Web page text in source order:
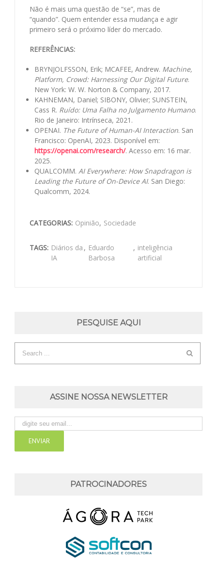
Não é mais uma questão de “se”, mas de
“quando”. Quem entender essa mudança e agir
primeiro será o próximo líder do mercado.
REFERÊNCIAS:
BRYNJOLFSSON, Erik; MCAFEE, Andrew. Machine,
Platform, Crowd: Harnessing Our Digital Future.
New York: W. W. Norton & Company, 2017.
KAHNEMAN, Daniel; SIBONY, Olivier; SUNSTEIN,
Cass R. Ruído: Uma Falha no Julgamento Humano.
Rio de Janeiro: Intrínseca, 2021.
OPENAI. The Future of Human-AI Interaction. San
Francisco: OpenAI, 2023. Disponível em:
https://openai.com/research/. Acesso em: 16 mar.
2025.
QUALCOMM. AI Everywhere: How Snapdragon is
Leading the Future of On-Device AI. San Diego:
Qualcomm, 2024.
CATEGORIAS: Opinião, Sociedade
TAGS: Diários da
IA
, Eduardo
Barbosa
, inteligência
artificial
PESQUISE AQUI
ASSINE NOSSA NEWSLETTER
PATROCINADORES